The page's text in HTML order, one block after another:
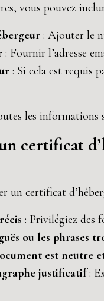
vous pouvez
: Ajouter le
: Fournir l’adresse
: Si cela est requis
les
certificat
un certificat
: Privilégiez des
ou les phrases
est neutre
justificatif: